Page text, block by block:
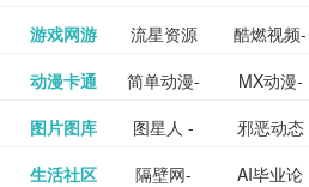
免费高清
在线电影
泡剧网_最
新电视剧
免费在线
游戏网游 流星资源
网-流星蝴
蝶剑官网
酷燃视频-
致力于打
造中国领
豆瓣电影-
豆瓣电影
动漫卡通 简单动漫-
日本动画
MX动漫-
最新最全
三毛漫画
网
图片图库 图星人 -
设计图片
邪恶动态
图片大全
图行天下
生活社区 隔壁网- AI毕业论